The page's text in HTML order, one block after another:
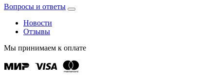
Вопросы и ответы
Новости
Отзывы
Мы принимаем к оплате